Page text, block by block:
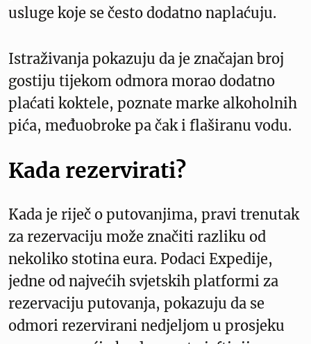
usluge koje se često dodatno naplaćuju.
Istraživanja pokazuju da je značajan broj
gostiju tijekom odmora morao dodatno
plaćati koktele, poznate marke alkoholnih
pića, međuobroke pa čak i flaširanu vodu.
Kada rezervirati?
Kada je riječ o putovanjima, pravi trenutak
za rezervaciju može značiti razliku od
nekoliko stotina eura. Podaci Expedije,
jedne od najvećih svjetskih platformi za
rezervaciju putovanja, pokazuju da se
odmori rezervirani nedjeljom u prosjeku